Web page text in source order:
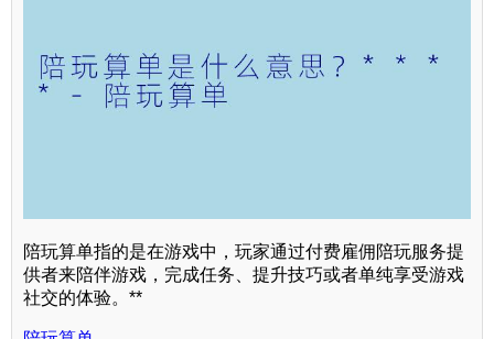
陪玩算单指的是在游戏中，玩家通过付费雇佣陪玩服务提
供者来陪伴游戏，完成任务、提升技巧或者单纯享受游戏
社交的体验。**